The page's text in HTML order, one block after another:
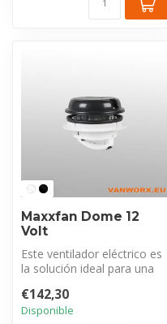
Maxxfan Dome 12
Volt
Este ventilador eléctrico es
la solución ideal para una
€142,30
Disponible